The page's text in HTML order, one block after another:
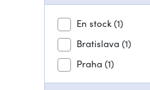
En stock(1)
Bratislava (1)
Praha (1)